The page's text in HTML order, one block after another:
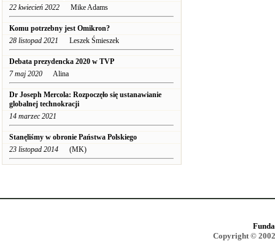
22 kwiecień 2022 Mike Adams
Komu potrzebny jest Omikron?
28 listopad 2021 Leszek Śmieszek
Debata prezydencka 2020 w TVP
7 maj 2020 Alina
Dr Joseph Mercola: Rozpoczęło się ustanawianie
globalnej technokracji
14 marzec 2021
Stanęliśmy w obronie Państwa Polskiego
23 listopad 2014 (MK)
Copyright ©